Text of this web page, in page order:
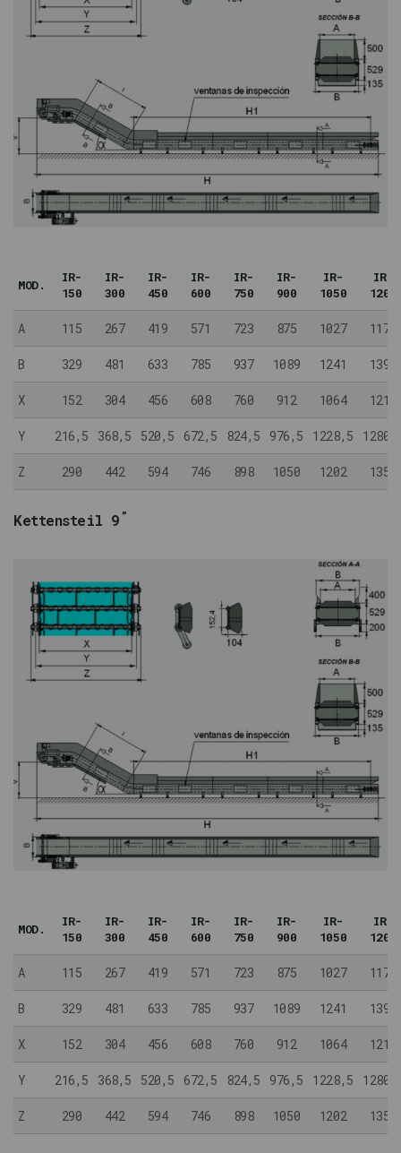
MOD.
IR-
150
IR-
300
IR-
450
IR-
600
IR-
750
IR-
900
IR-
1050
IR-
1200
A 115 267 419 571 723 875 1027 1179
B 329 481 633 785 937 1089 1241 1393
X 152 304 456 608 760 912 1064 1216
Y 216,5 368,5 520,5 672,5 824,5 976,5 1228,5
Z 290 442 594 746 898 1050 1202 1354
Kettensteil 9”
MOD.
IR-
150
IR-
300
IR-
450
IR-
600
IR-
750
IR-
900
IR-
1050
IR-
1200
A 115 267 419 571 723 875 1027 1179
B 329 481 633 785 937 1089 1241 1393
X 152 304 456 608 760 912 1064 1216
Y 216,5 368,5 520,5 672,5 824,5 976,5 1228,5
Z 290 442 594 746 898 1050 1202 1354